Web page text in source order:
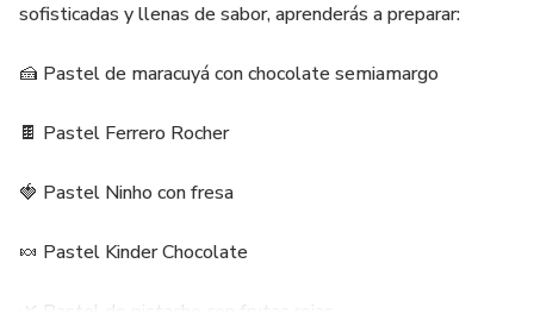
sofisticadas y llenas de sabor, aprenderás a preparar:
🍰 Pastel de maracuyá con chocolate semiamargo
🍫 Pastel Ferrero Rocher
🍓 Pastel Ninho con fresa
🍬 Pastel Kinder Chocolate
🌿 Pastel de pistacho con frutas rojas